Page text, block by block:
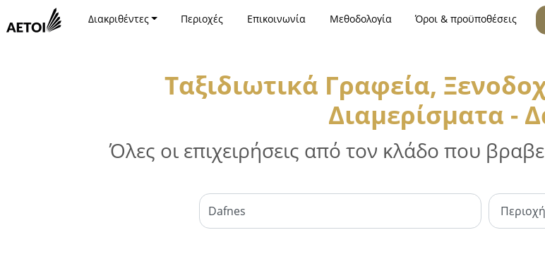
Διακριθέντες Περιοχές Επικοινωνία Μεθοδολογία Όροι & προϋποθέσεις
Ταξιδιωτικά Γραφεία,
Διαμερίσματα -
Όλες οι επιχειρήσεις από τον κλάδο που